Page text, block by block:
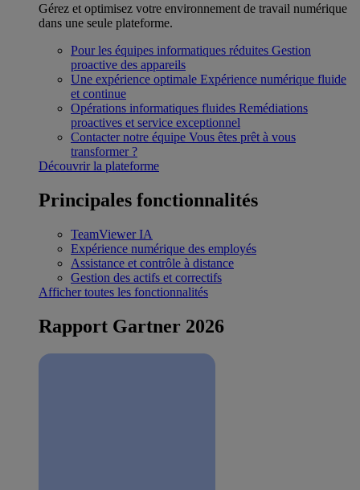
Gérez et optimisez votre environnement de travail numérique
dans une seule plateforme.
Pour les équipes informatiques réduites Gestion
proactive des appareils
Une expérience optimale Expérience numérique fluide
et continue
Opérations informatiques fluides Remédiations
proactives et service exceptionnel
Contacter notre équipe Vous êtes prêt à vous
transformer ?
Découvrir la plateforme
Principales fonctionnalités
TeamViewer IA
Expérience numérique des employés
Assistance et contrôle à distance
Gestion des actifs et correctifs
Afficher toutes les fonctionnalités
Rapport Gartner 2026